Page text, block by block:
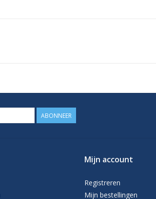
ABONNEER
Mijn account
Registreren
Mijn bestellingen